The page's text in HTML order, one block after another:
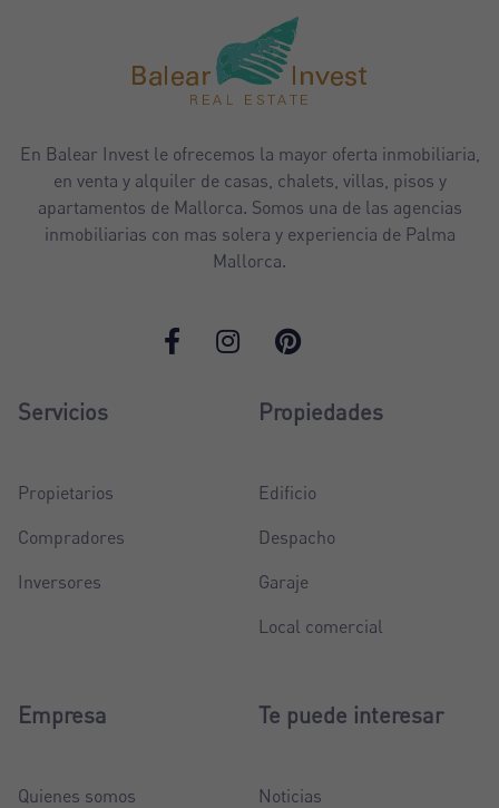
En Balear Invest le ofrecemos la mayor oferta inmobiliaria,
en venta y alquiler de casas, chalets, villas, pisos y
apartamentos de Mallorca. Somos una de las agencias
inmobiliarias con mas solera y experiencia de Palma
Mallorca.
Servicios
Propietarios
Compradores
Inversores
Propiedades
Edificio
Despacho
Garaje
Local comercial
Empresa
Quienes somos
Te puede interesar
Noticias